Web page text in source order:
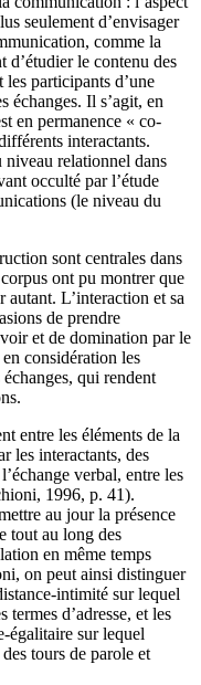
seulement d’envisager
comme la
d’étudier le contenu des
les participants d’une
échanges. Il s’agit, en
en permanence « co-
interactants.
niveau relationnel dans
occulté par l’étude
(le niveau du
sont centrales dans
ont pu montrer que
autant. L’interaction et sa
de prendre
et de domination par le
considération les
qui rendent
entre les éléments de la
les interactants, des
verbal, entre les
1996, p. 41).
au jour la présence
tout au long des
en même temps
on peut ainsi distinguer
intimité sur lequel
d’adresse, et les
égalitaire sur lequel
tours de parole et